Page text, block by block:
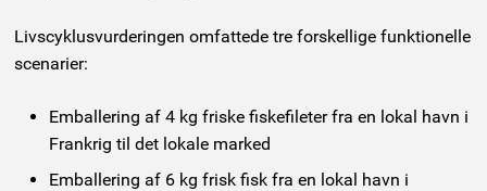
Livscyklusvurderingen omfattede tre forskellige funktionelle
scenarier:
Emballering af 4 kg friske fiskefileter fra en lokal havn i
Frankrig til det lokale marked
Emballering af 6 kg frisk fisk fra en lokal havn i